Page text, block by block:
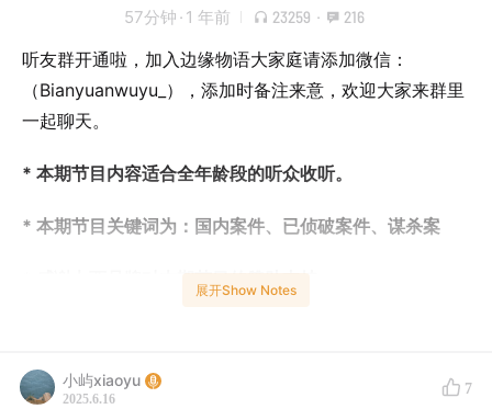
57分钟 · 1 年前 23259 · 216
听友群开通啦，加入边缘物语大家庭请添加微信：
（Bianyuanwuyu_），添加时备注来意，欢迎大家来群里
一起聊天。
* 本期节目内容适合全年龄段的听众收听。
* 本期节目关键词为：国内案件、已侦破案件、谋杀案
* 感谢七西品牌对本期节目的赞助支持
2016年4月13日凌晨，河北省邯郸市韦武庄村，夜色如
展开Show Notes
小屿xiaoyu
2025.6.16
7